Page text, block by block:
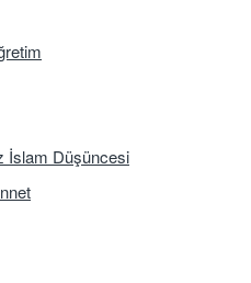
İslam Düşüncesi